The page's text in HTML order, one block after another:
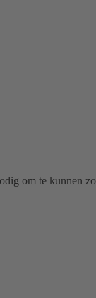
om te kunnen